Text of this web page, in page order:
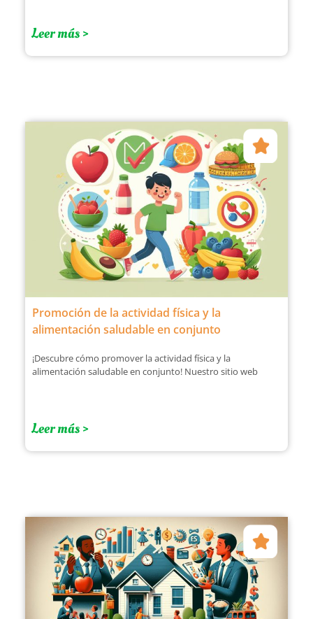
Leer más >
Promoción de la actividad física y la
alimentación saludable en conjunto
¡Descubre cómo promover la actividad física y la
alimentación saludable en conjunto! Nuestro sitio web
Leer más >